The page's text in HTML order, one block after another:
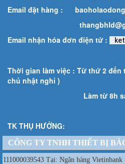
Email đặt hàng :
Email nhận hóa đơn điện tử :
Thời gian làm việc : Từ thứ 2 đến
chủ nhật nghỉ )
Làm từ 8h sáng
TK THỤ HƯỞNG:
CÔNG TY TNHH THIẾT BỊ
111000039543 Tại: Ngân hàng